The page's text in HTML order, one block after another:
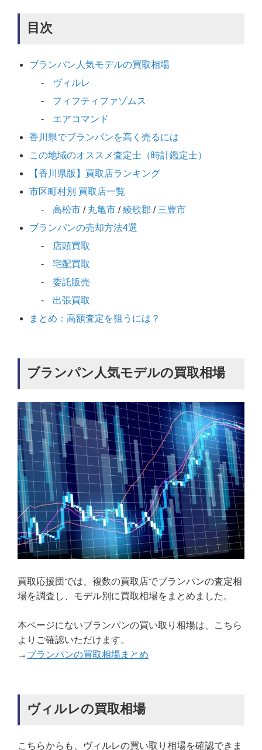
目次
ブランパン人気モデルの買取相場
ヴィルレ
フィフティファゾムス
エアコマンド
香川県でブランパンを高く売るには
この地域のオススメ査定士（時計鑑定士）
【香川県版】買取店ランキング
市区町村別 買取店一覧
高松市 / 丸亀市 /綾歌郡 / 三豊市
ブランパンの売却方法4選
店頭買取
宅配買取
委託販売
出張買取
まとめ：高額査定を狙うには？
ブランパン人気モデルの買取相場
買取応援団では、複数の買取店でブランパンの査定相
場を調査し、モデル別に買取相場をまとめました。
本ページにないブランパンの買い取り相場は、こちら
よりご確認いただけます。
→ ブランパンの買取相場まとめ
ヴィルレの買取相場
こちらからも、ヴィルレの買い取り相場を確認できま